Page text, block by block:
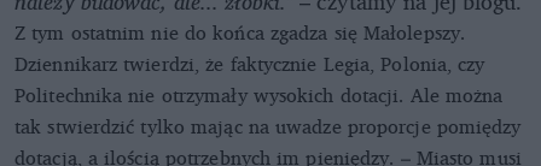
Z tym ostatnim nie do końca zgadza się Małolepszy.
Dziennikarz twierdzi, że faktycznie Legia, Polonia, czy
Politechnika nie otrzymały wysokich dotacji. Ale można
tak stwierdzić tylko mając na uwadze proporcje pomiędzy
dotacją, a ilością potrzebnych im pieniędzy. – Miasto musi